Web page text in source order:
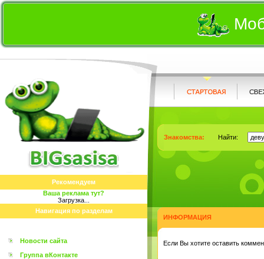
Рекомендуем
Ваша реклама тут?
Загрузка...
Навигация по разделам
Новости сайта
Группа вКонтакте
Знакомства: Найти:
ИНФОРМАЦИЯ
Eсли Вы хотите оставить